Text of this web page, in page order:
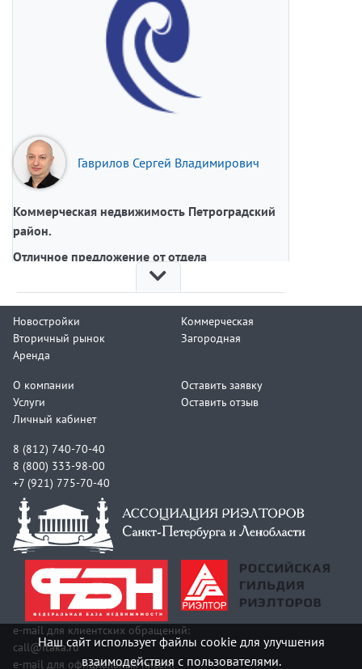
первый, имеет отдельный вход. Во всех
помещениях есть окна.
Помещение продолжительное врем арендует
крупный Медицинский центр.
Наш офис.
Гаврилов Сергей Владимирович
Коммерческая недвижимость Петроградский
район.
Отличное предложение от отдела
Коммерческой недвижимости!
В продаже коммерческое помещение в
шаговой доступности от ст. метро Чкаловская.
- Отличное расположение!
Подробнее об объекте.
АН Итака - гарантия безопасной сделки!
Офис.
Новостройки
Вторичный рынок
Аренда
Коммерческая
Загородная
О компании
Услуги
Личный кабинет
Оставить заявку
Оставить отзыв
8 (812) 740-70-40
8 (800) 333-98-00
+7 (921) 775-70-40
e-mail для клиентских обращений:
call@itaka.ru
e-mail для официальных писем:
Наш сайт использует файлы cookie для улучшения
взаимодействия с пользователями.